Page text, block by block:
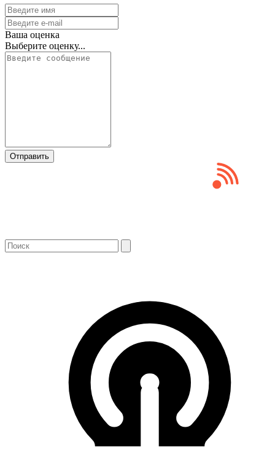
Ваша оценка
Выберите оценку...
Отправить